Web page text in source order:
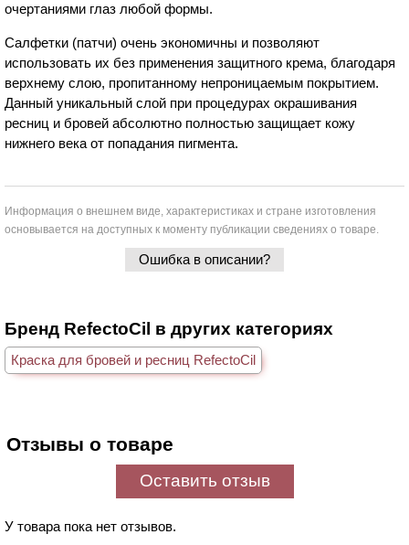
очертаниями глаз любой формы.
Салфетки (патчи) очень экономичны и позволяют
использовать их без применения защитного крема, благодаря
верхнему слою, пропитанному непроницаемым покрытием.
Данный уникальный слой при процедурах окрашивания
ресниц и бровей абсолютно полностью защищает кожу
нижнего века от попадания пигмента.
Информация о внешнем виде, характеристиках и стране изготовления
основывается на доступных к моменту публикации сведениях о товаре.
Ошибка в описании?
Бренд RefectoCil в других категориях
Краска для бровей и ресниц RefectoCil
Отзывы о товаре
Оставить отзыв
У товара пока нет отзывов.